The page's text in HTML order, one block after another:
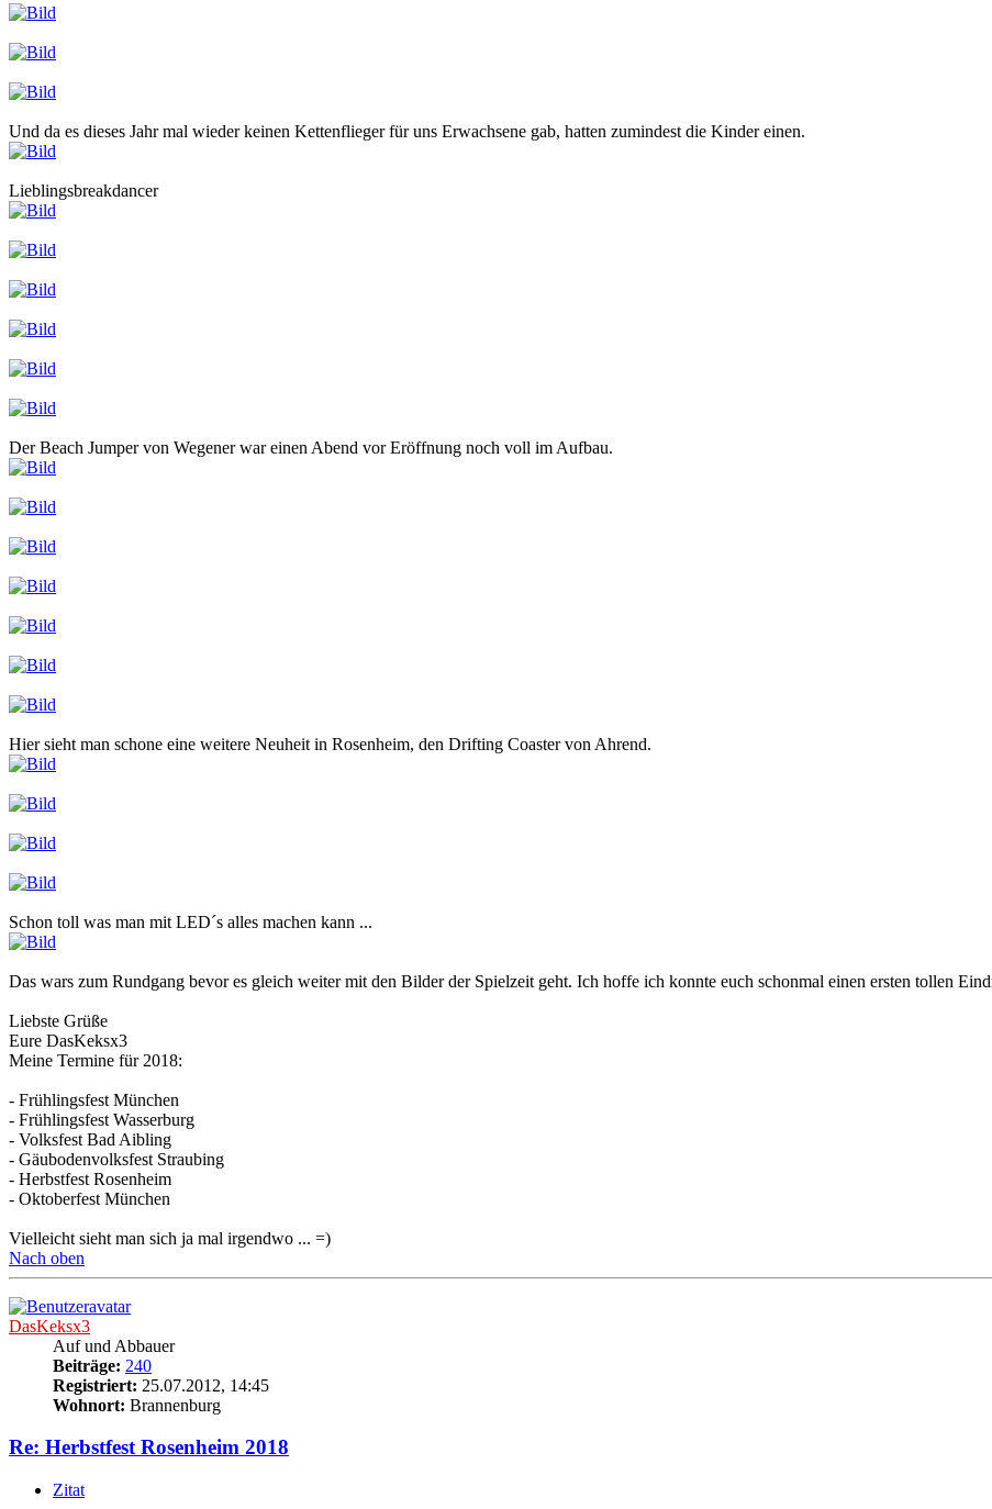
Und da es dieses Jahr mal wieder keinen Kettenflieger für uns Erwachsene gab, hatten zumindest die Kinder einen.
Lieblingsbreakdancer
Der Beach Jumper von Wegener war einen Abend vor Eröffnung noch voll im Aufbau.
Hier sieht man schone eine weitere Neuheit in Rosenheim, den Drifting Coaster von Ahrend.
Schon toll was man mit LED´s alles machen kann ...
Das wars zum Rundgang bevor es gleich weiter mit den Bilder der Spielzeit geht. Ich hoffe ich konnte euch schonmal einen ersten tollen
Liebste Grüße
Eure DasKeksx3
Meine Termine für 2018:
- Frühlingsfest München
- Frühlingsfest Wasserburg
- Volksfest Bad Aibling
- Gäubodenvolksfest Straubing
- Herbstfest Rosenheim
- Oktoberfest München
Vielleicht sieht man sich ja mal irgendwo ... =)
Nach oben
DasKeksx3
Auf und Abbauer
Beiträge: 240
Registriert: 25.07.2012, 14:45
Wohnort: Brannenburg
Re: Herbstfest Rosenheim 2018
Zitat